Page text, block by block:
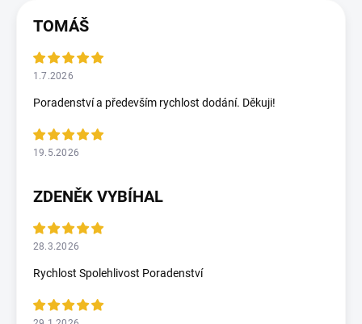
TOMÁŠ
1.7.2026
Poradenství a především rychlost dodání. Děkuji!
19.5.2026
ZDENĚK VYBÍHAL
28.3.2026
Rychlost Spolehlivost Poradenství